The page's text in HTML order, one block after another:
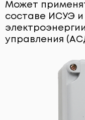
Может
составе ИСУЭ и
управления